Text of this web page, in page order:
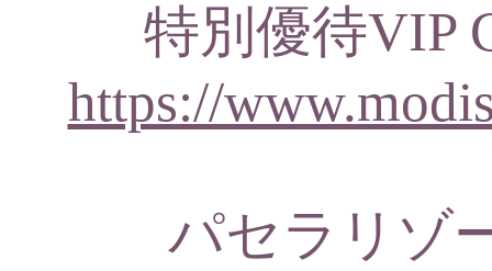
特別優待VIP
https://
パセラリゾ